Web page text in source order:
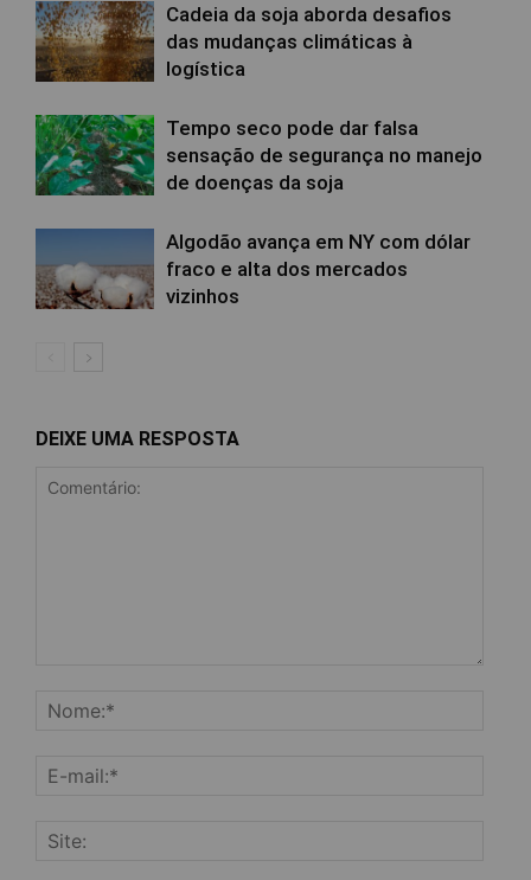
Cadeia da soja aborda desafios
das mudanças climáticas à
logística
Tempo seco pode dar falsa
sensação de segurança no manejo
de doenças da soja
Algodão avança em NY com dólar
fraco e alta dos mercados
vizinhos
DEIXE UMA RESPOSTA